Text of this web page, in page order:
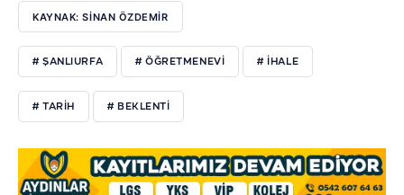
KAYNAK: SİNAN ÖZDEMİR
# ŞANLIURFA # ÖĞRETMENEVİ # İHALE
# TARİH # BEKLENTİ